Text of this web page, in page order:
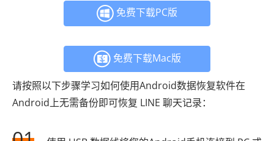
免费下载PC版
免费下载Mac版
请按照以下步骤学习如何使用Android数据恢复软件在
Android上无需备份即可恢复 LINE 聊天记录：